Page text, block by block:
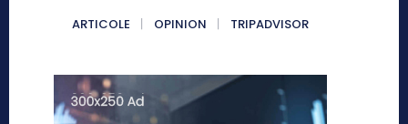
ARTICOLE OPINION TRIPADVISOR